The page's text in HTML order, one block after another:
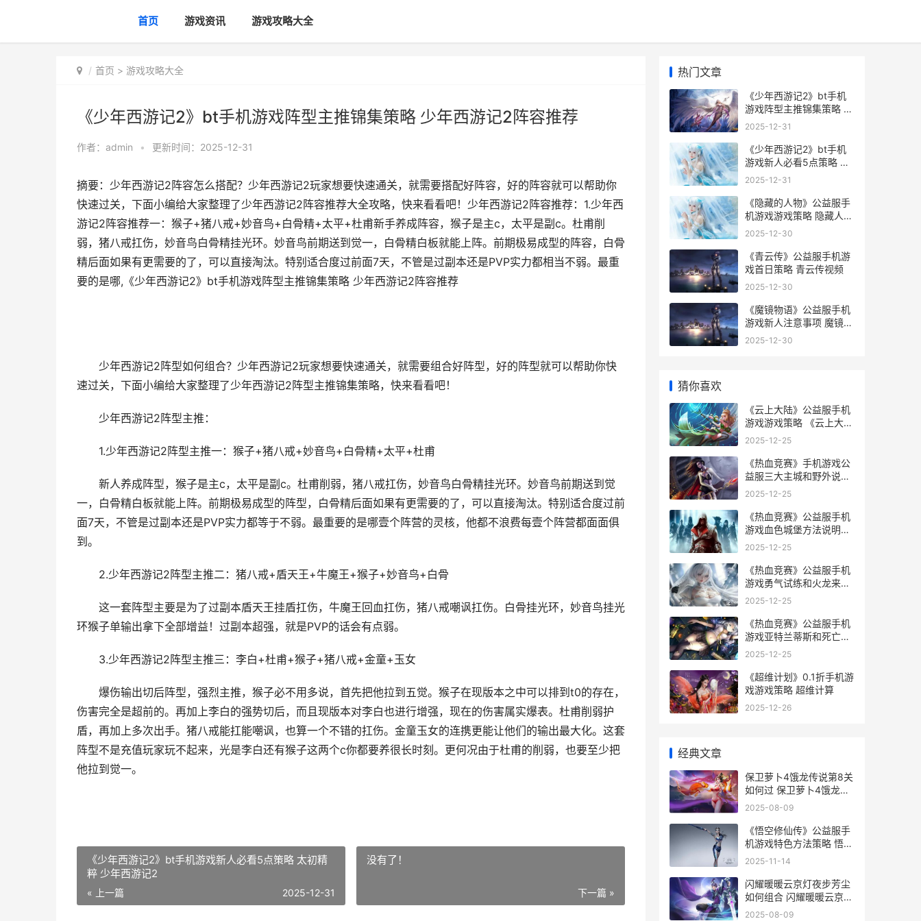
首页 游戏资讯 游戏攻略大全
首页 > 游戏攻略大全
《少年西游记2》bt手机游戏阵型主推锦集策略 少年西游记2阵容推荐
作者： admin • 更新时间：2025-12-31
摘要：少年西游记2阵容怎么搭配？少年西游记2玩家想要快速通关，就需要搭配好阵容，好的阵容就可以帮助你
快速过关，下面小编给大家整理了少年西游记2阵容推荐大全攻略，快来看看吧！少年西游记2阵容推荐：1.少年西
游记2阵容推荐一：猴子+猪八戒+妙音鸟+白骨精+太平+杜甫新手养成阵容，猴子是主c，太平是副c。杜甫削
弱，猪八戒扛伤，妙音鸟白骨精挂光环。妙音鸟前期送到觉一，白骨精白板就能上阵。前期极易成型的阵容，白骨
精后面如果有更需要的了，可以直接淘汰。特别适合度过前面7天，不管是过副本还是PVP实力都相当不弱。最重
要的是哪,《少年西游记2》bt手机游戏阵型主推锦集策略 少年西游记2阵容推荐
少年西游记2阵型如何组合？少年西游记2玩家想要快速通关，就需要组合好阵型，好的阵型就可以帮助你快
速过关，下面小编给大家整理了少年西游记2阵型主推锦集策略，快来看看吧！
少年西游记2阵型主推：
1.少年西游记2阵型主推一：猴子+猪八戒+妙音鸟+白骨精+太平+杜甫
新人养成阵型，猴子是主c，太平是副c。杜甫削弱，猪八戒扛伤，妙音鸟白骨精挂光环。妙音鸟前期送到觉
一，白骨精白板就能上阵。前期极易成型的阵型，白骨精后面如果有更需要的了，可以直接淘汰。特别适合度过前
面7天，不管是过副本还是PVP实力都等于不弱。最重要的是哪壹个阵营的灵核，他都不浪费每壹个阵营都面面俱
到。
2.少年西游记2阵型主推二：猪八戒+盾天王+牛魔王+猴子+妙音鸟+白骨
这一套阵型主要是为了过副本盾天王挂盾扛伤，牛魔王回血扛伤，猪八戒嘲讽扛伤。白骨挂光环，妙音鸟挂光
环猴子单输出拿下全部增益！过副本超强，就是PVP的话会有点弱。
3.少年西游记2阵型主推三：李白+杜甫+猴子+猪八戒+金童+玉女
爆伤输出切后阵型，强烈主推，猴子必不用多说，首先把他拉到五觉。猴子在现版本之中可以排到t0的存在，
伤害完全是超前的。再加上李白的强势切后，而且现版本对李白也进行增强，现在的伤害属实爆表。杜甫削弱护
盾，再加上多次出手。猪八戒能扛能嘲讽，也算一个不错的扛伤。金童玉女的连携更能让他们的输出最大化。这套
阵型不是充值玩家玩不起来，光是李白还有猴子这两个c你都要养很长时刻。更何况由于杜甫的削弱，也要至少把
他拉到觉一。
《少年西游记2》bt手机游戏新人必看5点策略 太初精
粹 少年西游记2
« 上一篇 2025-12-31
没有了！
下一篇 »
热门文章
《少年西游记2》bt手机
游戏阵型主推锦集策略 少
年西游记2阵容推荐
2025-12-31
《少年西游记2》bt手机
游戏新人必看5点策略 太
初精粹 少年西游记2
2025-12-31
《隐藏的人物》公益服手
机游戏游戏策略 隐藏人物
人物介绍
2025-12-30
《青云传》公益服手机游
戏首日策略 青云传视频
2025-12-30
《魔镜物语》公益服手机
游戏新人注意事项 魔镜物
语,游戏玩法详细介绍
2025-12-30
猜你喜欢
《云上大陆》公益服手机
游戏游戏策略 《云上大
陆》公众号下载
2025-12-25
《热血竞赛》手机游戏公
益服三大主城和野外说明
《热血竞赛》手游下载
2025-12-25
《热血竞赛》公益服手机
游戏血色城堡方法说明
《热血竞赛》公众号下载
2025-12-25
《热血竞赛》公益服手机
游戏勇气试练和火龙来袭
热血竞技场在哪里
2025-12-25
《热血竞赛》公益服手机
游戏亚特兰蒂斯和死亡沙
漠 热血竞技动画
2025-12-25
《超维计划》0.1折手机游
戏游戏策略 超维计算
2025-12-26
经典文章
保卫萝卜4饿龙传说第8关
如何过 保卫萝卜4饿龙传
说40
2025-08-09
《悟空修仙传》公益服手
机游戏特色方法策略 悟空
修仙记
2025-11-14
闪耀暖暖云京灯夜步芳尘
如何组合 闪耀暖暖云京游
记
2025-08-09